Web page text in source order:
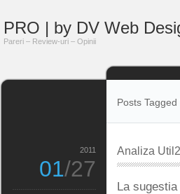
PRO | by DV Web
Pareri – Review-uri – Opinii
Posts Tagged
Analiza
La
2011
01/27